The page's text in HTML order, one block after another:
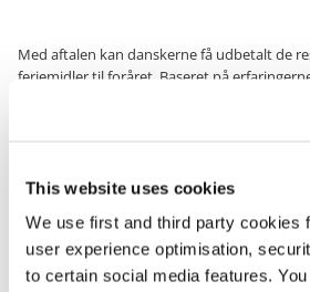
This website uses cookies
We use first and third party cookies
user experience optimisation,
to certain social media features.
Med aftalen kan danskerne få udbetalt de
feriemidler til foråret. Baseret på
udbetalinger forventes det, at der vil blive
svarende til ca. 24. mia. kr. efter skat.
En eksportpakke på 1,7 mia. kr. fordelt over
samt styrke eksportmulighederne i lyset af
skal imødekomme konkrete ønsker fra
virksomhederne bedst muligt gennem